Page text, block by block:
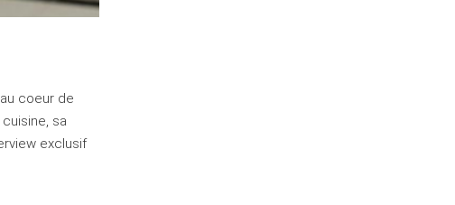
coeur de
sa
exclusif